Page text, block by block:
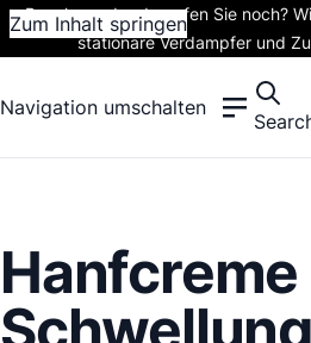
Zum Inhalt springen
Rauchen oder dampfen Sie noch?
stationäre Verdampfer und
Navigation umschalten
Hanfcreme